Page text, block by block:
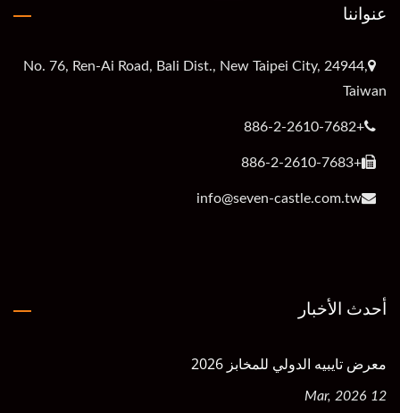
عنواننا
No. 76, Ren-Ai Road, Bali Dist., New Taipei City, 24944,
Taiwan
+886-2-2610-7682
+886-2-2610-7683
info@seven-castle.com.tw
أحدث الأخبار
معرض تايبيه الدولي للمخابز 2026
12 Mar, 2026